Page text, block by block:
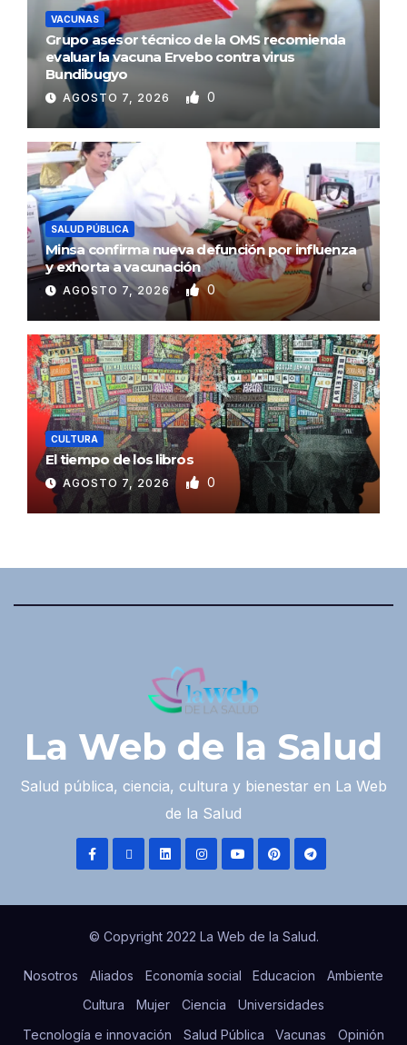
VACUNAS
Grupo asesor técnico de la OMS recomienda
evaluar la vacuna Ervebo contra virus
Bundibugyo
AGOSTO 7, 2026 0
SALUD PÚBLICA
Minsa confirma nueva defunción por influenza
y exhorta a vacunación
AGOSTO 7, 2026 0
CULTURA
El tiempo de los libros
AGOSTO 7, 2026 0
La Web de la Salud
Salud pública, ciencia, cultura y bienestar en La Web
de la Salud
© Copyright 2022 La Web de la Salud.
Nosotros Aliados Economía social Educacion
Ambiente
Cultura
Mujer Ciencia
Universidades
Tecnología e innovación
Salud Pública Vacunas Opinión